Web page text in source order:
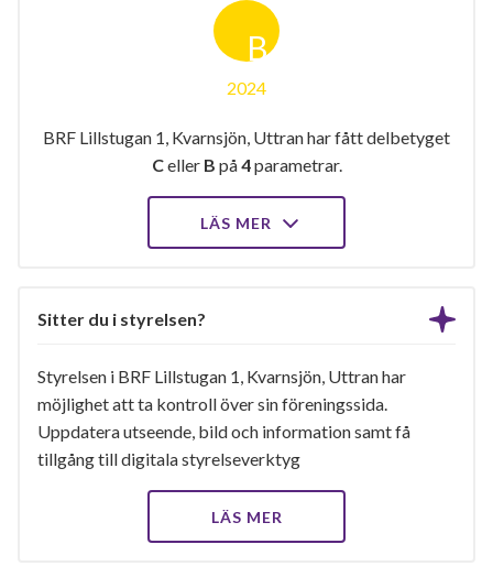
B
2024
BRF Lillstugan 1, Kvarnsjön, Uttran har fått delbetyget
Celler B på4parametrar.
LÄS MER
Sitter du i styrelsen?
Styrelsen i BRF Lillstugan 1, Kvarnsjön, Uttran har
möjlighet att ta kontroll över sin föreningssida.
Uppdatera utseende, bild och information samt få
tillgång till digitala styrelseverktyg
LÄS MER